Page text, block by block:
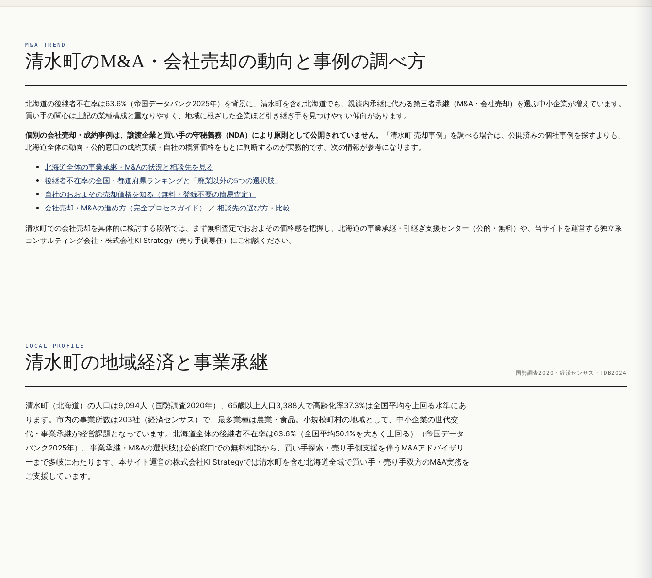
M&A TREND
清水町のM&A・会社売却の動向と事例の調べ方
北海道の後継者不在率は63.6%（帝国データバンク2025年）を背景に、清水町を含む北海道でも、親族内承継に代わる第三者承継（M&A・会社売却）を選ぶ中小企業が増えています。
買い手の関心は上記の業種構成と重なりやすく、地域に根ざした企業ほど引き継ぎ手を見つけやすい傾向があります。
個別の会社売却・成約事例は、譲渡企業と買い手の守秘義務（NDA）により原則として公開されていません。
「清水町 売却事例」を調べる場合は、公開済みの個社事例を探すよりも、
北海道全体の動向・公的窓口の成約実績・自社の概算価格をもとに判断するのが実務的です。次の情報が参考になります。
北海道全体の事業承継・M&Aの状況と相談先を見る
後継者不在率の全国・都道府県ランキングと「廃業以外の5つの選択肢」
自社のおおよその売却価格を知る（無料・登録不要の簡易査定）
会社売却・M&Aの進め方（完全プロセスガイド）
／ 相談先の選び方・比較
清水町での会社売却を具体的に検討する段階では、まず無料査定でおおよその価格感を把握し、北海道の事業承継・引継ぎ支援センター（公的・無料）や、当サイトを運営する独立系
コンサルティング会社・株式会社KI Strategy（売り手側専任）にご相談ください。
LOCAL PROFILE
清水町の地域経済と事業承継
国勢調査2020・経済センサス・TDB2024
清水町（北海道）の人口は9,094人（国勢調査2020年）、65歳以上人口3,388人で高齢化率37.3%は全国平均を上回る水準にあ
ります。市内の事業所数は203社（経済センサス）で、最多業種は農業・食品。小規模町村の地域として、中小企業の世代交
代・事業承継が経営課題となっています。北海道全体の後継者不在率は63.6%（全国平均50.1%を大きく上回る）（帝国データ
バンク2025年）。事業承継・M&Aの選択肢は公的窓口での無料相談から、買い手探索・売り手側支援を伴うM&Aアドバイザリ
ーまで多岐にわたります。本サイト運営の株式会社KI Strategyでは清水町を含む北海道全域で買い手・売り手双方のM&A実務を
ご支援しています。